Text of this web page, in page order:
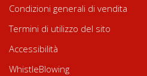
Condizioni generali di vendita
Termini di utilizzo del sito
Accessibilità
WhistleBlowing